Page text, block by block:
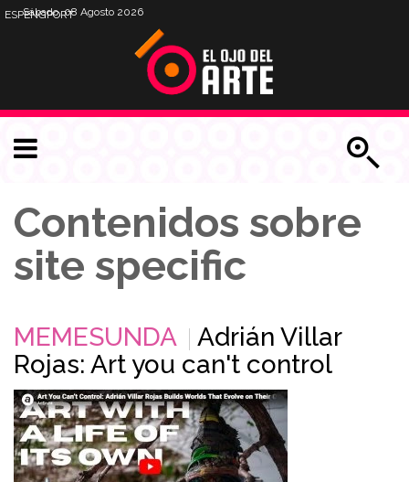
Sábado, 08 Agosto 2026
ESPENGPORT
Contenidos sobre
site specific
MEMESUNDA
Adrián Villar
Rojas: Art you can't control